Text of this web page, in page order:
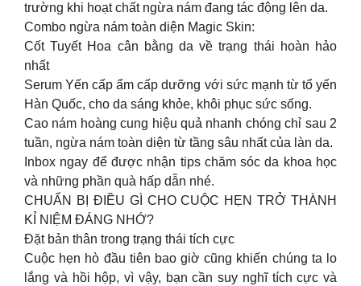
trường khi hoạt chất ngừa nám đang tác động lên da.
Combo ngừa nám toàn diện Magic Skin:
Cốt Tuyết Hoa cân bằng da về trạng thái hoàn hảo
nhất
Serum Yến cấp ẩm cấp dưỡng với sức mạnh từ tổ yến
Hàn Quốc, cho da sáng khỏe, khôi phục sức sống.
Cao nám hoàng cung hiệu quả nhanh chóng chỉ sau 2
tuần, ngừa nám toàn diện từ tầng sâu nhất của làn da.
Inbox ngay để được nhận tips chăm sóc da khoa học
và những phần quà hấp dẫn nhé.
CHUẨN BỊ ĐIỀU GÌ CHO CUỘC HẸN TRỞ THÀNH
KỈ NIỆM ĐÁNG NHỚ?
Đặt bản thân trong trạng thái tích cực
Cuộc hẹn hò đầu tiên bao giờ cũng khiến chúng ta lo
lắng và hồi hộp, vì vậy, bạn cần suy nghĩ tích cực và